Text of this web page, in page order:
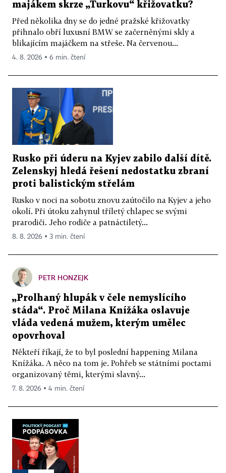
majákem skrze „Turkovu“ křižovatku?
Před několika dny se do jedné pražské křižovatky
přihnalo obří luxusní BMW se začerněnými skly a
blikajícím majáčkem na střeše. Na červenou...
4. 8. 2026 ▪ 6 min. čtení
Rusko při úderu na Kyjev zabilo další dítě.
Zelenskyj hledá řešení nedostatku zbraní
proti balistickým střelám
Rusko v noci na sobotu znovu zaútočilo na Kyjev a jeho
okolí. Při útoku zahynul tříletý chlapec se svými
prarodiči. Jeho rodiče a patnáctiletý...
8. 8. 2026 ▪ 3 min. čtení
PETR HONZEJK
„Prolhaný hlupák v čele nemyslícího
stáda“. Proč Milana Knížáka oslavuje
vláda vedená mužem, kterým umělec
opovrhoval
Někteří říkají, že to byl poslední happening Milana
Knížáka. A něco na tom je. Pohřeb se státními poctami
organizovaný těmi, kterými slavný...
7. 8. 2026 ▪ 4 min. čtení